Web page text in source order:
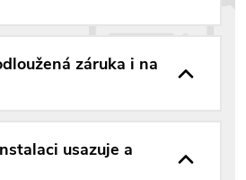
záruka i na
usazuje a